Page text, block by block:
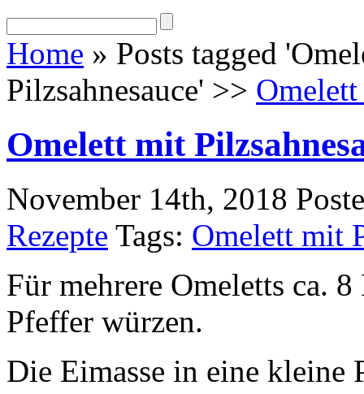
Home » Posts tagged
Pilzsahnesauce' >>
Omelett mit
November 14th, 2018
Rezepte Tags: Omelett mit
Für mehrere Omeletts ca.
Pfeffer würzen.
Die Eimasse in eine kleine